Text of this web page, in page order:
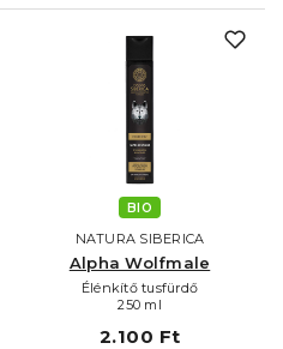
BIO
NATURA SIBERICA
Alpha Wolfmale
Élénkítő tusfürdő
250 ml
2.100 Ft